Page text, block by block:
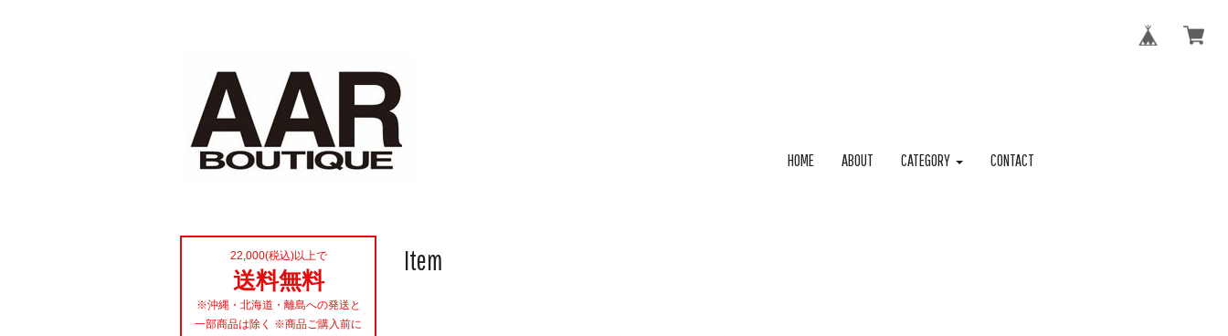
HOME ABOUT CATEGORY CONTACT
Item
22,000(税込)以上で
送料無料
※沖縄・北海道・離島への発送と
一部商品は除く ※商品ご購入前に